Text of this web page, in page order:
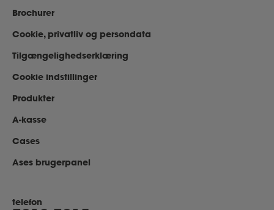
Brochurer
Cookie, privatliv og persondata
Tilgængelighedserklæring
Cookie indstillinger
Produkter
A-kasse
Cases
Ases brugerpanel
telefon